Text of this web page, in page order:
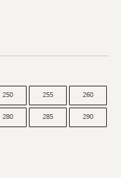
250 255 260
280 285 290